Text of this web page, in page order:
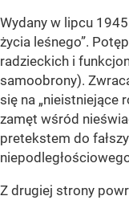
Wydany w lipcu
życia leśnego”.
radzieckich i
samoobrony).
się na „nieistniejące
zamęt wśród
pretekstem do
Z drugiej strony